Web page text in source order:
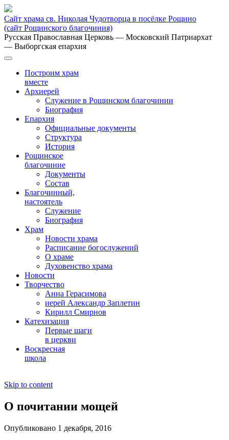
Сайт храма св. Николая Чудотворца в посёлке Рощино
(сайт Рощинского благочиния)
Русская Православная Церковь — Московский Патриархат
— Выборгская епархия
Построим храм
вместе
Архиерей
Служение в Рощинском благочинии
Биография
Епархия
Официальные документы
Структура
История
Рощинское
благочиние
Документы
Состав
Благочинный,
настоятель
Служение
Биография
Храм
Новости храма
Расписание богослужений
О храме
Духовенство храма
Новости
Творчество
Анна Герасимова
иерей Александр Заплетин
Кирилл Смирнов
Катехизация
Первые шаги
в церкви
Воскресная
школа
Skip to content
О почитании мощей
Опубликовано 1 декабря, 2016